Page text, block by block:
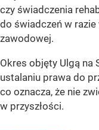
czy świadczenia
do świadczeń w
zawodowej.
Okres objęty Ulgą na
ustalaniu prawa do
co oznacza, że nie
w przyszłości.